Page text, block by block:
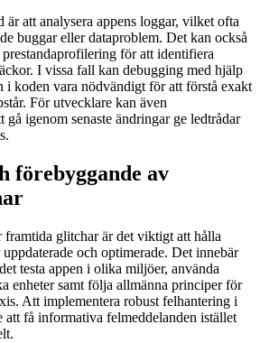
att analysera appens loggar, vilket ofta
buggar eller dataproblem. Det kan också
för att identifiera
I vissa fall kan debugging med hjälp
i koden vara nödvändigt för att förstå exakt
För utvecklare kan även
gå igenom senaste ändringar ge ledtrådar
förebyggande av
glitchar är det viktigt att hålla
och optimerade. Det innebär
testa appen i olika miljöer, använda
enheter samt följa allmänna principer för
Att implementera robust felhantering i
att få informativa felmeddelanden istället